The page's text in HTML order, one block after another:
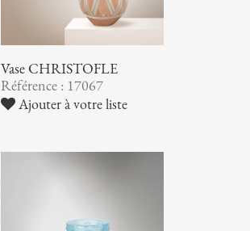
Vase CHRISTOFLE
Référence : 17067
Ajouter à votre liste